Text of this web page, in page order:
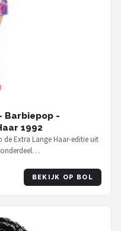
Barbiepop -
1992
de Extra Lange Haar-editie uit
onderdeel…
BEKIJK OP BOL